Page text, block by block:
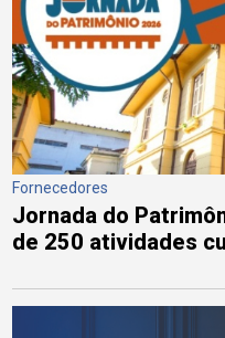
Fornecedores
Jornada do
de 250 atividades